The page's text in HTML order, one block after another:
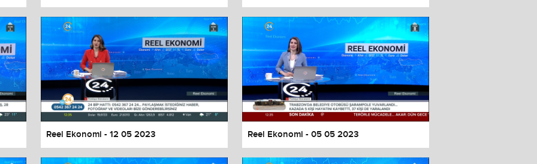
Done
Reel Ekonomi - 12 05 2023 Reel Ekonomi - 05 05 2023